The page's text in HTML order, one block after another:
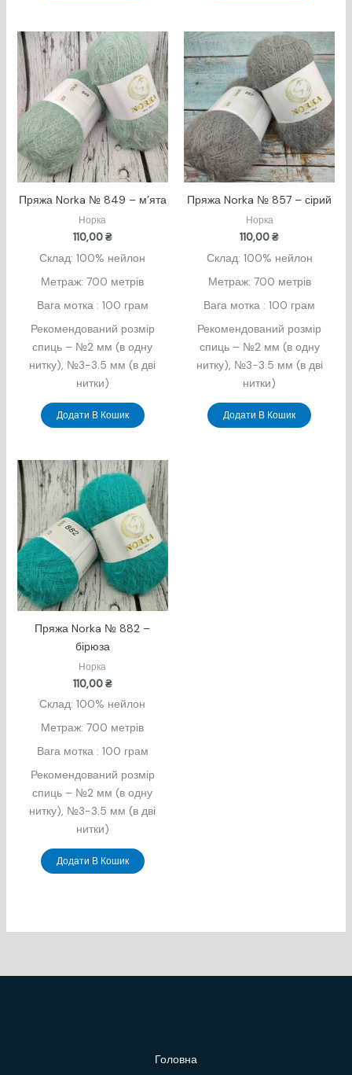
Пряжа Norka № 849 – м’ята
Норка
110,00₴
Склад: 100% нейлон
Метраж: 700 метрів
Вага мотка : 100 грам
Рекомендований розмір
спиць – №2 мм (в одну
нитку), №3-3.5 мм (в дві
нитки)
Додати В Кошик
Пряжа Norka № 857 – сірий
Норка
110,00₴
Склад: 100% нейлон
Метраж: 700 метрів
Вага мотка : 100 грам
Рекомендований розмір
спиць – №2 мм (в одну
нитку), №3-3.5 мм (в дві
нитки)
Додати В Кошик
Пряжа Norka № 882 –
бірюза
Норка
110,00₴
Склад: 100% нейлон
Метраж: 700 метрів
Вага мотка : 100 грам
Рекомендований розмір
спиць – №2 мм (в одну
нитку), №3-3.5 мм (в дві
нитки)
Додати В Кошик
Головна